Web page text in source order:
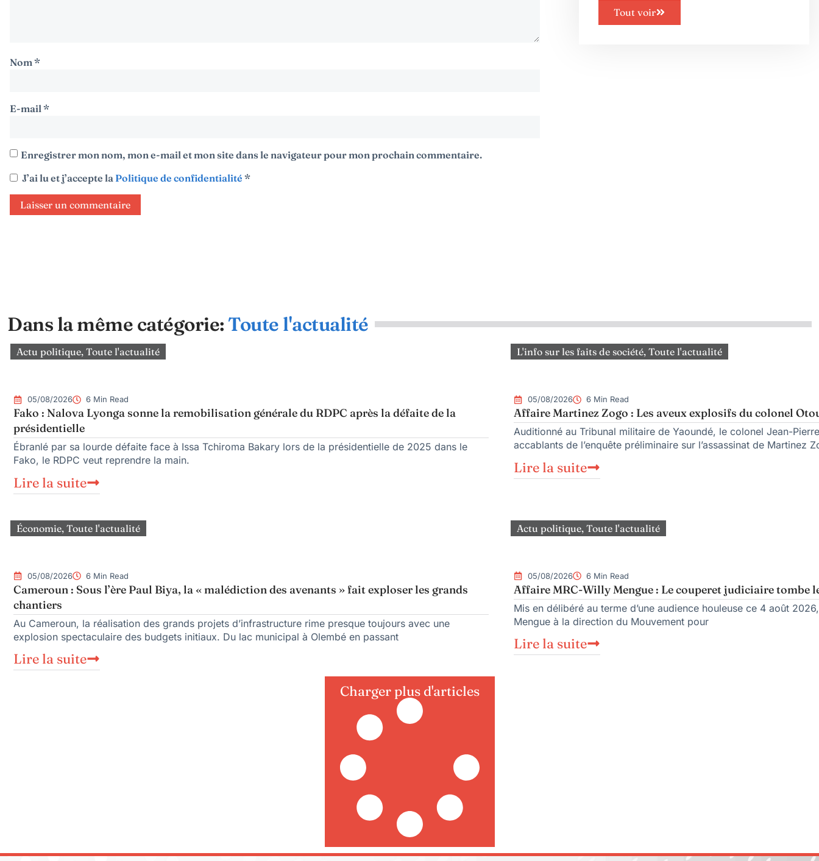
Nom *
E-mail *
Enregistrer mon nom, mon e-mail et mon site dans le navigateur pour mon prochain commentaire.
J’ai lu et j’accepte la Politique de confidentialité *
Tout voir
Dans la même catégorie: Toute l'actualité
Actu politique, Toute l'actualité
05/08/2026 6 Min Read
Fako : Nalova Lyonga sonne la remobilisation générale du RDPC après la défaite de la
présidentielle
Ébranlé par sa lourde défaite face à Issa Tchiroma Bakary lors de la présidentielle de 2025 dans le
Fako, le RDPC veut reprendre la main.
Lire la suite
L'info sur les faits de société, Toute l'actualité
05/08/2026 6 Min Read
Affaire Martinez Zogo : Les aveux explosifs du colonel
Auditionné au Tribunal militaire de Yaoundé, le colonel Jean-
accablants de l’enquête préliminaire sur l’assassinat de Martinez
Lire la suite
Économie, Toute l'actualité
05/08/2026 6 Min Read
Cameroun : Sous l’ère Paul Biya, la « malédiction des avenants » fait exploser les grands
chantiers
Au Cameroun, la réalisation des grands projets d’infrastructure rime presque toujours avec une
explosion spectaculaire des budgets initiaux. Du lac municipal à Olembé en passant
Lire la suite
Actu politique, Toute l'actualité
05/08/2026 6 Min Read
Affaire MRC-Willy Mengue : Le couperet judiciaire tombe
Mis en délibéré au terme d’une audience houleuse ce 4 août
Mengue à la direction du Mouvement pour
Lire la suite
Charger plus d'articles